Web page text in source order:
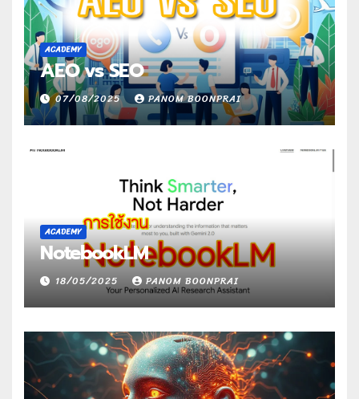
ACADEMY
AEO vs SEO
07/08/2025 PANOM BOONPRAI
ACADEMY
NotebookLM
18/05/2025 PANOM BOONPRAI